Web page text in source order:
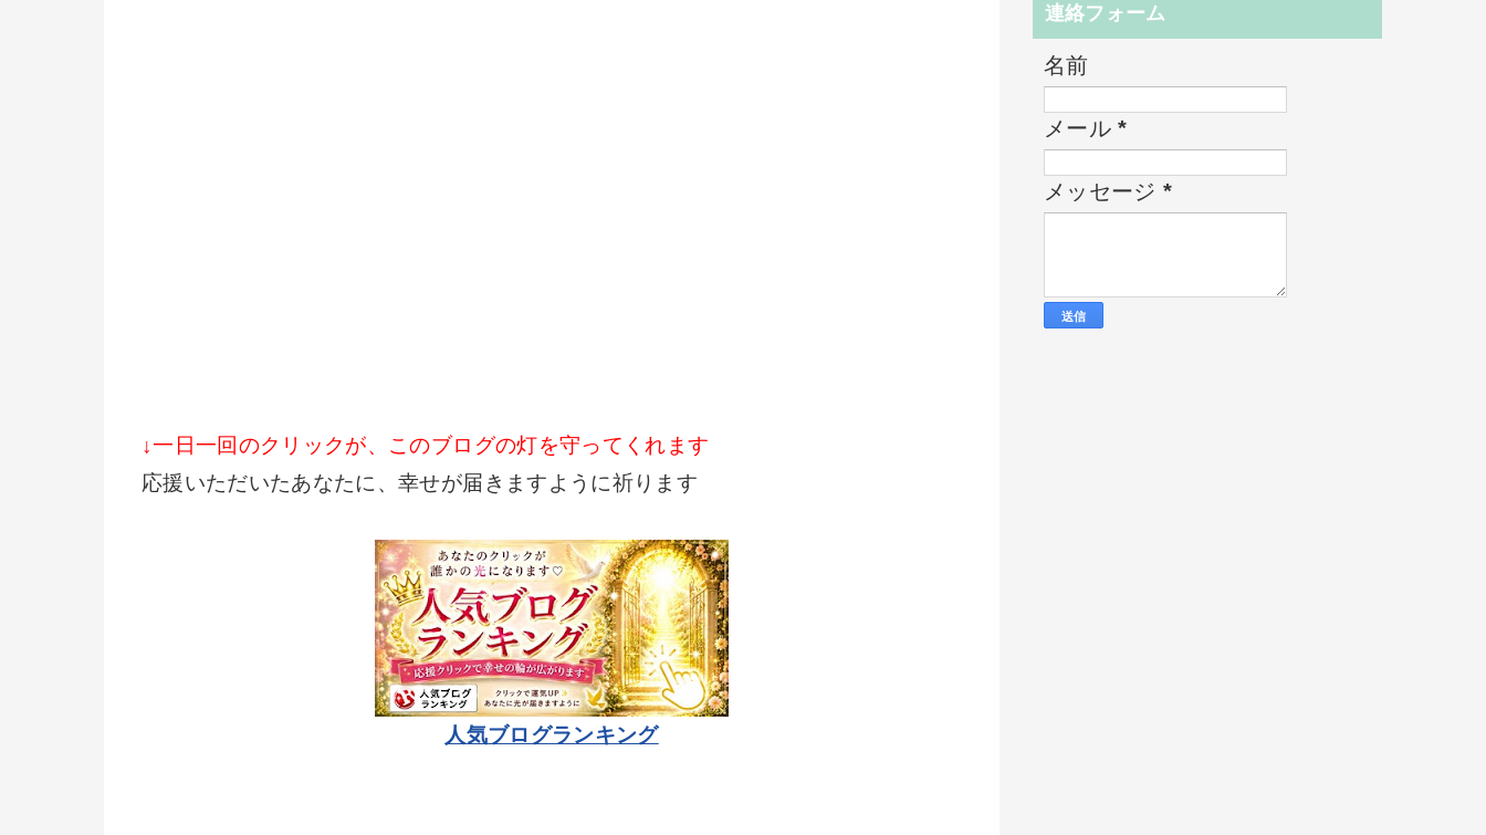
↓一日一回のクリックが、このブログの灯を守ってくれます
応援いただいたあなたに、幸せが届きますように祈ります
人気ブログランキング
連絡フォーム
名前
メール*
メッセージ *